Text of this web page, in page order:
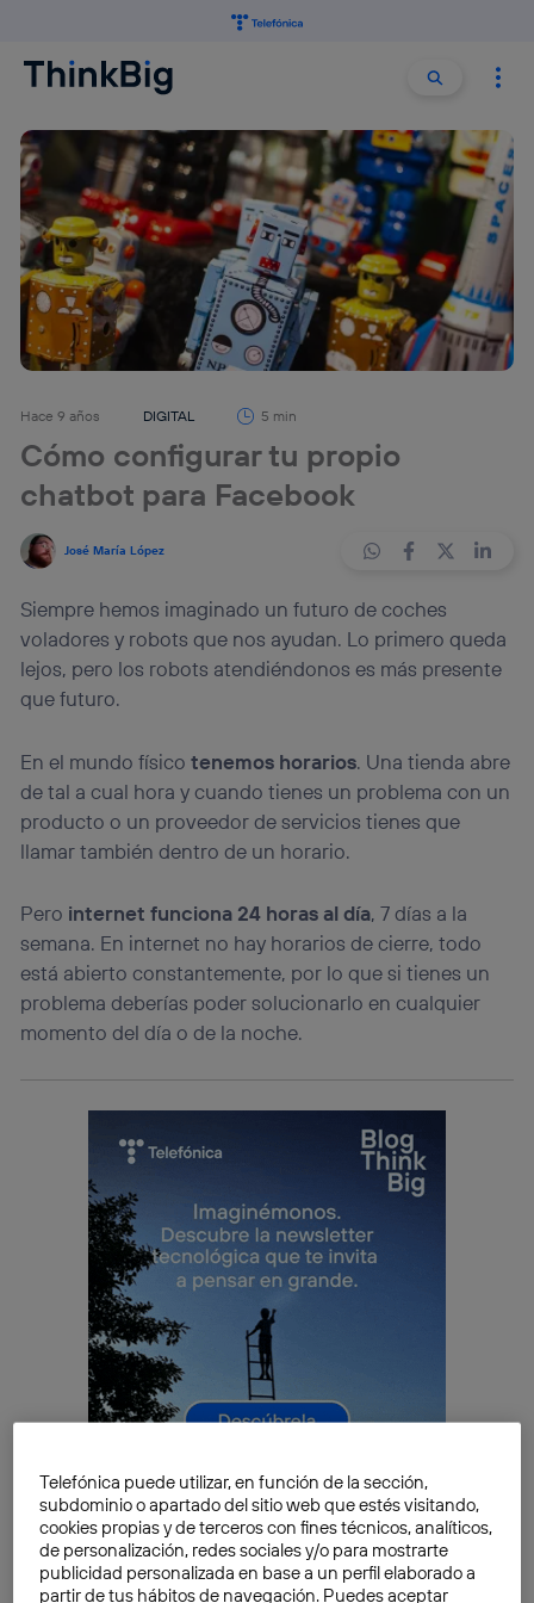
Buscar
Hace 9 años DIGITAL 5 min
Cómo configurar tu propio
chatbot para Facebook
José María López
Siempre hemos imaginado un futuro de coches
voladores y robots que nos ayudan. Lo primero queda
lejos, pero los robots atendiéndonos es más presente
que futuro.
En el mundo físicotenemos horarios. Una tienda abre
de tal a cual hora y cuando tienes un problema con un
producto o un proveedor de servicios tienes que
llamar también dentro de un horario.
Pero internet funciona 24 horas al día, 7 días a la
semana. En internet no hay horarios de cierre, todo
está abierto constantemente, por lo que si tienes un
problema deberías poder solucionarlo en cualquier
momento del día o de la noche.
Una solución pasa por aplicar la tecnología chatbot
como servicio deatención al cliente ininterrumpido
Telefónica puede utilizar, en función de la sección,
subdominio o apartado del sitio web que estés visitando,
cookies propias y de terceros con fines técnicos, analíticos,
de personalización, redes sociales y/o para mostrarte
publicidad personalizada en base a un perfil elaborado a
partir de tus hábitos de navegación. Puedes aceptar